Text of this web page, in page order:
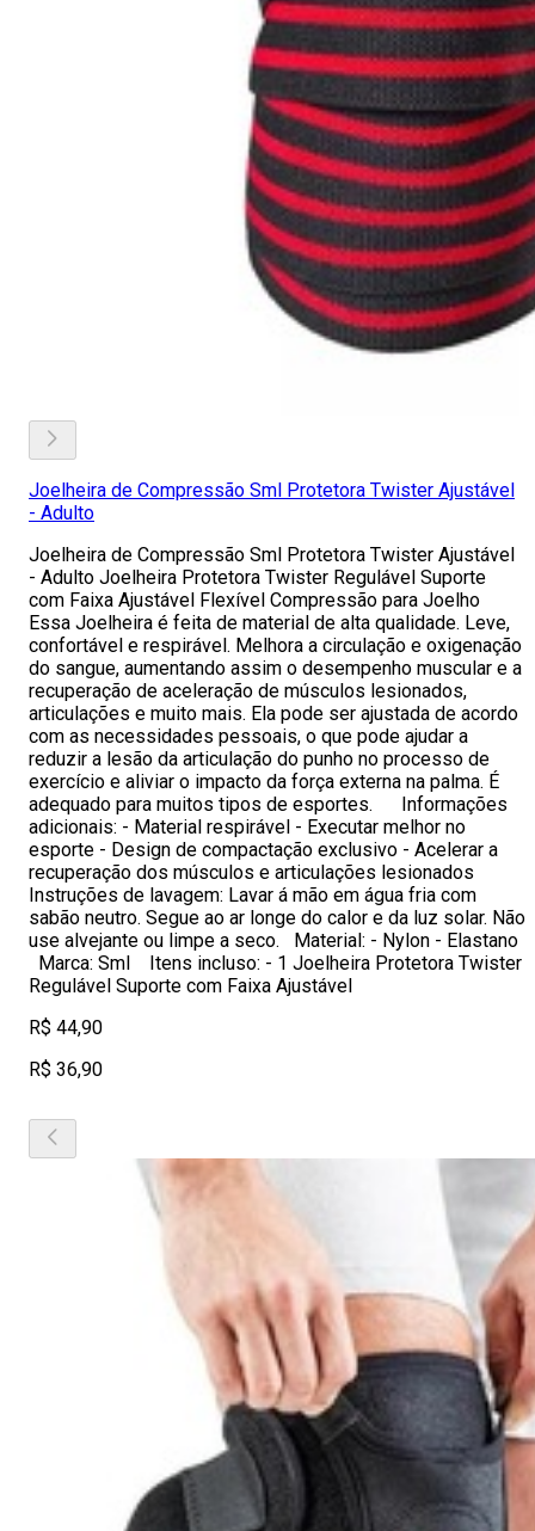
Joelheira de Compressão Sml Protetora Twister Ajustável
- Adulto
Joelheira de Compressão Sml Protetora Twister Ajustável
- Adulto Joelheira Protetora Twister Regulável Suporte
com Faixa Ajustável Flexível Compressão para Joelho
Essa Joelheira é feita de material de alta qualidade. Leve,
confortável e respirável. Melhora a circulação e oxigenação
do sangue, aumentando assim o desempenho muscular e a
recuperação de aceleração de músculos lesionados,
articulações e muito mais. Ela pode ser ajustada de acordo
com as necessidades pessoais, o que pode ajudar a
reduzir a lesão da articulação do punho no processo de
exercício e aliviar o impacto da força externa na palma. É
adequado para muitos tipos de esportes. Informações
adicionais: - Material respirável - Executar melhor no
esporte - Design de compactação exclusivo - Acelerar a
recuperação dos músculos e articulações lesionados
Instruções de lavagem: Lavar á mão em água fria com
sabão neutro. Segue ao ar longe do calor e da luz solar. Não
use alvejante ou limpe a seco. Material: - Nylon - Elastano
Marca: Sml Itens incluso: - 1 Joelheira Protetora Twister
Regulável Suporte com Faixa Ajustável
R$ 44,90
R$ 36,90